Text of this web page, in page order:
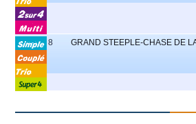
8 GRAND STEEPLE-CHASE DE